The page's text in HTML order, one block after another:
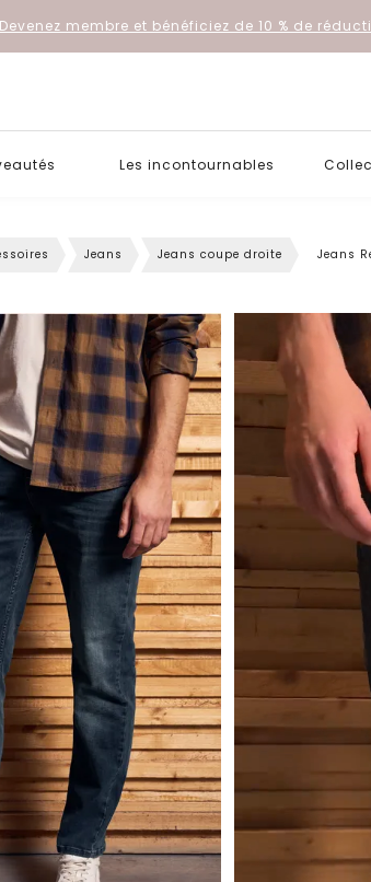
Devenez membre et bénéficiez de 10 % de
Les incontournables
Jeans Jeans coupe droite Jeans